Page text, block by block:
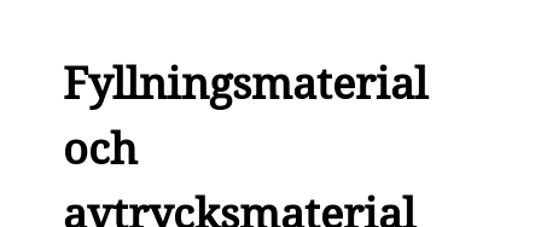
Fyllningsmaterial
och
avtrycksmaterial